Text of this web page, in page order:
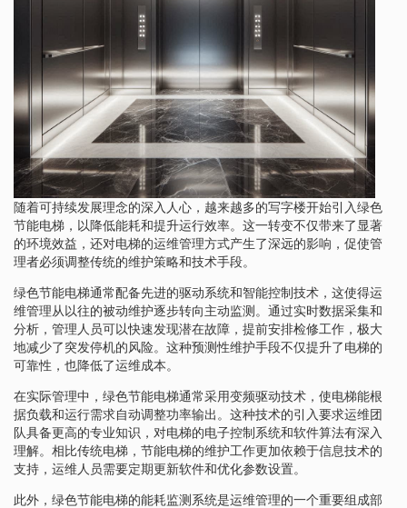
随着可持续发展理念的深入人心，越来越多的写字楼开始引入绿色
节能电梯，以降低能耗和提升运行效率。这一转变不仅带来了显著
的环境效益，还对电梯的运维管理方式产生了深远的影响，促使管
理者必须调整传统的维护策略和技术手段。
绿色节能电梯通常配备先进的驱动系统和智能控制技术，这使得运
维管理从以往的被动维护逐步转向主动监测。通过实时数据采集和
分析，管理人员可以快速发现潜在故障，提前安排检修工作，极大
地减少了突发停机的风险。这种预测性维护手段不仅提升了电梯的
可靠性，也降低了运维成本。
在实际管理中，绿色节能电梯通常采用变频驱动技术，使电梯能根
据负载和运行需求自动调整功率输出。这种技术的引入要求运维团
队具备更高的专业知识，对电梯的电子控制系统和软件算法有深入
理解。相比传统电梯，节能电梯的维护工作更加依赖于信息技术的
支持，运维人员需要定期更新软件和优化参数设置。
此外，绿色节能电梯的能耗监测系统是运维管理的一个重要组成部